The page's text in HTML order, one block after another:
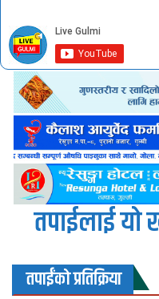
तपाईलाई यो
तपाईंको प्रतिक्रिया